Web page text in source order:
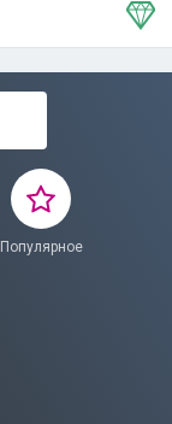
Популярное